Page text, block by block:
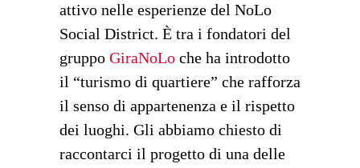
attivo nelle esperienze del NoLo
Social District. È tra i fondatori del
gruppo GiraNoLo che ha introdotto
il “turismo di quartiere” che rafforza
il senso di appartenenza e il rispetto
dei luoghi. Gli abbiamo chiesto di
raccontarci il progetto di una delle